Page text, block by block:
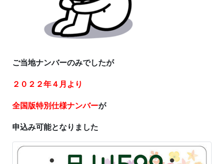
ご当地ナンバーのみでしたが
２０２２年４月より
全国版特別仕様ナンバーが
申込み可能となりました